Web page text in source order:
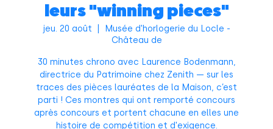
leurs "winning pieces"
jeu. 20 août
Musée d'horlogerie du Locle -
Château de
30 minutes chrono avec Laurence Bodenmann,
directrice du Patrimoine chez Zenith — sur les
traces des pièces lauréates de la Maison, c’est
parti ! Ces montres qui ont remporté concours
après concours et portent chacune en elles une
histoire de compétition et d'exigence.